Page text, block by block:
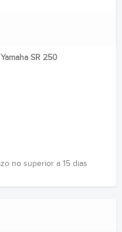
SR 250
no superior a 15 dias